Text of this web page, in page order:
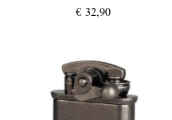
€ 32,90